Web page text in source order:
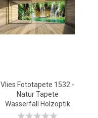
Vlies Fototapete 1532 -
Natur Tapete
Wasserfall Holzoptik
Rahmen grün